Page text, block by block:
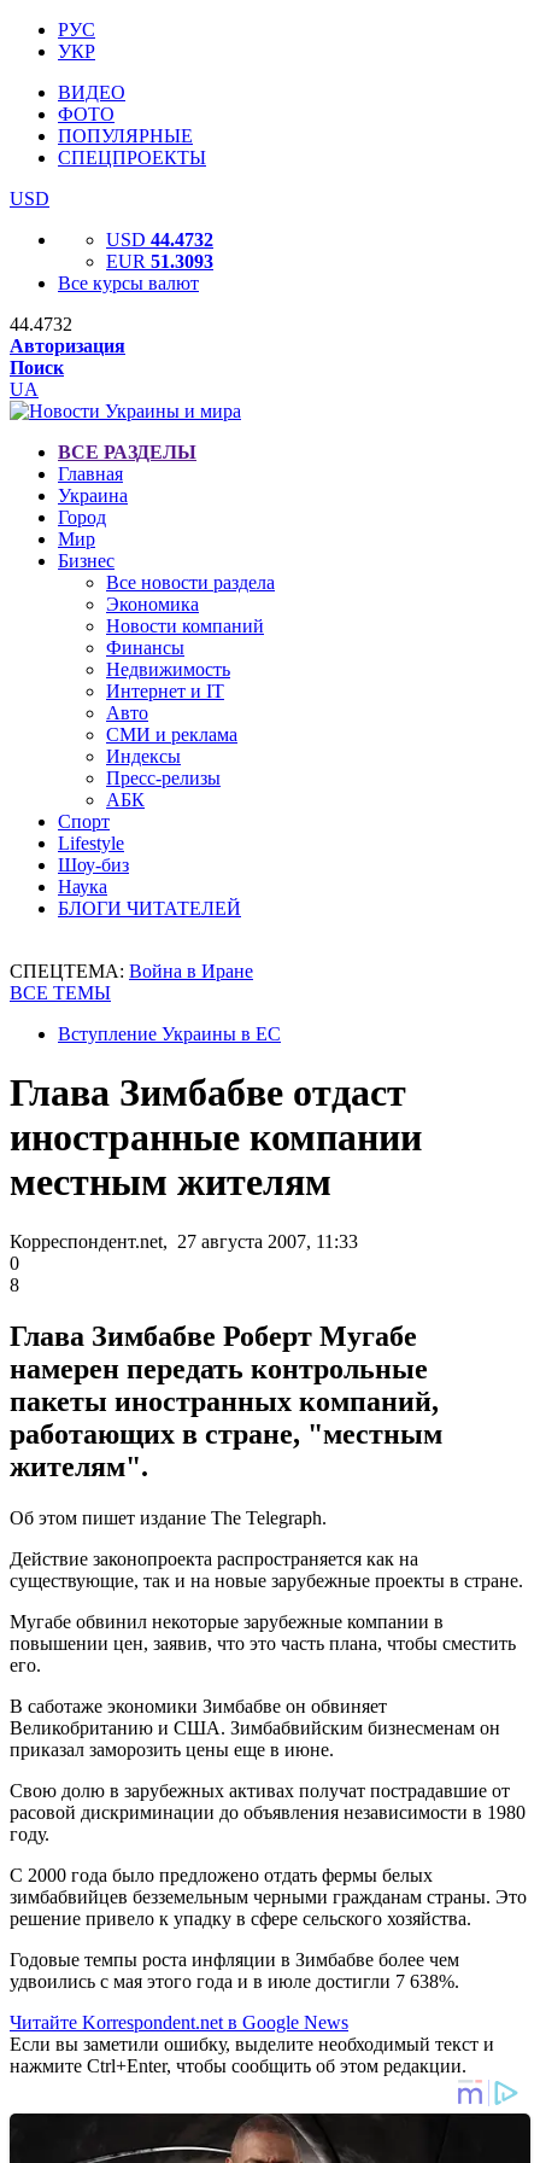
РУС
УКР
ВИДЕО
ФОТО
ПОПУЛЯРНЫЕ
СПЕЦПРОЕКТЫ
USD
USD 44.4732
EUR 51.3093
Все курсы валют
44.4732
Авторизация
Поиск
UA
ВСЕ РАЗДЕЛЫ
Главная
Украина
Город
Мир
Бизнес
Все новости раздела
Экономика
Новости компаний
Финансы
Недвижимость
Интернет и IT
Авто
СМИ и реклама
Индексы
Пресс-релизы
АБК
Спорт
Lifestyle
Шоу-биз
Наука
БЛОГИ ЧИТАТЕЛЕЙ
СПЕЦТЕМА: Война в Иране
ВСЕ ТЕМЫ
Вступление Украины в ЕС
Глава Зимбабве отдаст
иностранные компании
местным жителям
Корреспондент.net, 27 августа 2007, 11:33
0
8
Глава Зимбабве Роберт Мугабе
намерен передать контрольные
пакеты иностранных компаний,
работающих в стране, "местным
жителям".
Об этом пишет издание The Telegraph.
Действие законопроекта распространяется как на
существующие, так и на новые зарубежные проекты в стране.
Мугабе обвинил некоторые зарубежные компании в
повышении цен, заявив, что это часть плана, чтобы сместить
его.
В саботаже экономики Зимбабве он обвиняет
Великобританию и США. Зимбабвийским бизнесменам он
приказал заморозить цены еще в июне.
Свою долю в зарубежных активах получат пострадавшие от
расовой дискриминации до объявления независимости в 1980
году.
С 2000 года было предложено отдать фермы белых
зимбабвийцев безземельным черными гражданам страны. Это
решение привело к упадку в сфере сельского хозяйства.
Годовые темпы роста инфляции в Зимбабве более чем
удвоились с мая этого года и в июле достигли 7 638%.
Читайте Korrespondent.net в Google News
Если вы заметили ошибку, выделите необходимый текст и
нажмите Ctrl+Enter, чтобы сообщить об этом редакции.